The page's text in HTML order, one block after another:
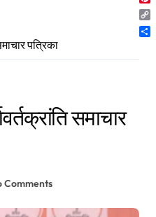
पत्रिका
समाचार
Comments